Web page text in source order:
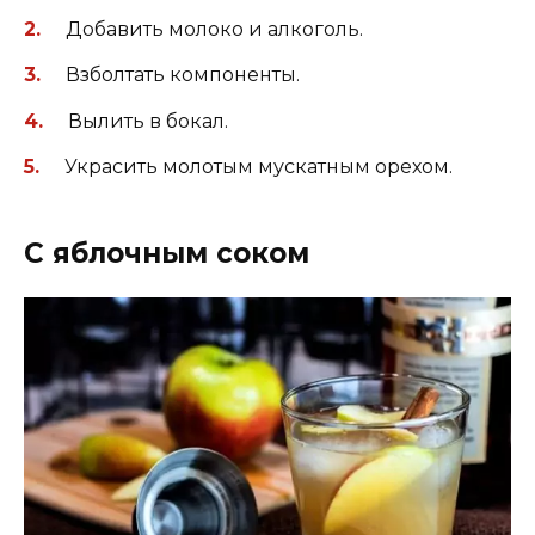
Добавить молоко и алкоголь.
Взболтать компоненты.
Вылить в бокал.
Украсить молотым мускатным орехом.
С яблочным соком